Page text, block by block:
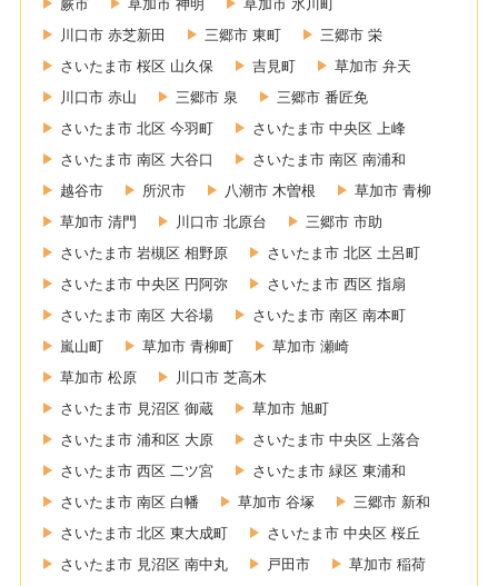
川口市 赤芝新田
三郷市 東町
三郷市 栄
さいたま市 桜区 山久保
吉見町
草加市 弁天
川口市 赤山
三郷市 泉
三郷市 番匠免
さいたま市 北区 今羽町
さいたま市 中央区 上峰
さいたま市 南区 大谷口
さいたま市 南区 南浦和
越谷市
所沢市 八潮市 木曽根
草加市 青柳
草加市 清門
川口市 北原台
三郷市 市助
さいたま市 岩槻区 相野原
さいたま市 北区 土呂町
さいたま市 中央区 円阿弥
さいたま市 西区 指扇
さいたま市 南区 大谷場
さいたま市 南区 南本町
嵐山町
草加市 青柳町
草加市 瀬崎
草加市 松原
川口市 芝高木
さいたま市 見沼区 御蔵
草加市 旭町
さいたま市 浦和区 大原
さいたま市 中央区 上落合
さいたま市 西区 二ツ宮
さいたま市 緑区 東浦和
さいたま市 南区 白幡
草加市 谷塚
三郷市 新和
さいたま市 北区 東大成町
さいたま市 中央区 桜丘
さいたま市 見沼区 南中丸
戸田市
草加市 稲荷